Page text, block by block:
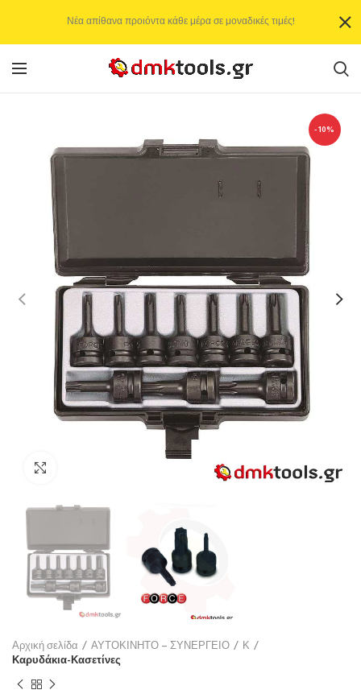
-10%
Αρχική σελίδα ΑΥΤΟΚΙΝΗΤΟ – ΣΥΝΕΡΓΕΙΟ
Κ
Καρυδάκια-Κασετίνες
Νέα απίθανα προιόντα κάθε μέρα σε μοναδικές τιμές!